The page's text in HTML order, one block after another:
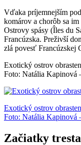
Vďaka príjemnejším
komárov a chorôb sa
Ostrovy spásy (Îles du
Francúzska. Preživší
zlá povesť Francúzskej
Exotický ostrov
Foto: Natália
Exotický ostrov
Foto: Natália
Začiatky